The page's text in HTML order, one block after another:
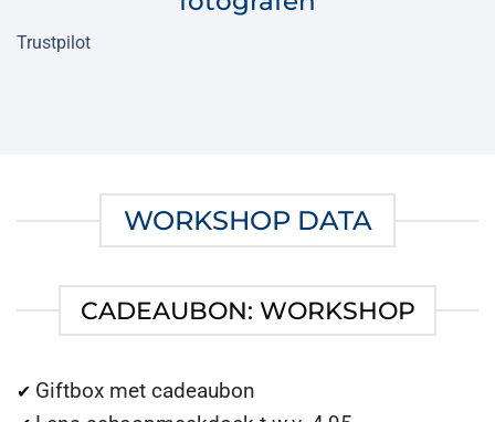
Trustpilot
WORKSHOP DATA
CADEAUBON: WORKSHOP
✔ Giftbox met cadeaubon